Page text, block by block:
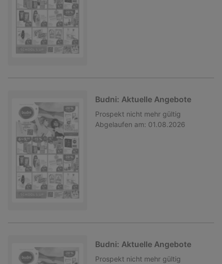
Budni: Aktuelle Angebote
Prospekt nicht mehr gültig
Abgelaufen am: 01.08.2026
Budni: Aktuelle Angebote
Prospekt nicht mehr gültig